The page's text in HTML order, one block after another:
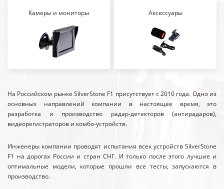
Камеры и мониторы Аксессуары
На Российском рынке SilverStone F1 присутствует с 2010 года. Одно из
основных направлений компании в настоящее время, это
разработка и производство радар-детекторов (антирадаров),
видеорегистраторов и комбо-устройств.
Инженеры компании проводят испытания всех устройств SilverStone
F1 на дорогах России и стран СНГ. И только после этого лучшие и
оптимальные модели, которые прошли все тесты, запускаются в
производство.